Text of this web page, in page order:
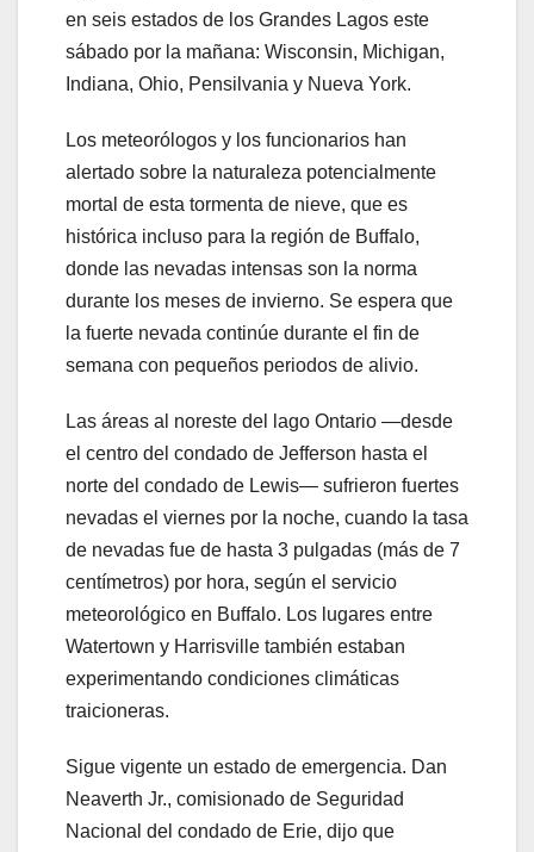
en seis estados de los Grandes Lagos este
sábado por la mañana: Wisconsin, Michigan,
Indiana, Ohio, Pensilvania y Nueva York.
Los meteorólogos y los funcionarios han
alertado sobre la naturaleza potencialmente
mortal de esta tormenta de nieve, que es
histórica incluso para la región de Buffalo,
donde las nevadas intensas son la norma
durante los meses de invierno. Se espera que
la fuerte nevada continúe durante el fin de
semana con pequeños periodos de alivio.
Las áreas al noreste del lago Ontario —desde
el centro del condado de Jefferson hasta el
norte del condado de Lewis— sufrieron fuertes
nevadas el viernes por la noche, cuando la tasa
de nevadas fue de hasta 3 pulgadas (más de 7
centímetros) por hora, según el servicio
meteorológico en Buffalo. Los lugares entre
Watertown y Harrisville también estaban
experimentando condiciones climáticas
traicioneras.
Sigue vigente un estado de emergencia. Dan
Neaverth Jr., comisionado de Seguridad
Nacional del condado de Erie, dijo que